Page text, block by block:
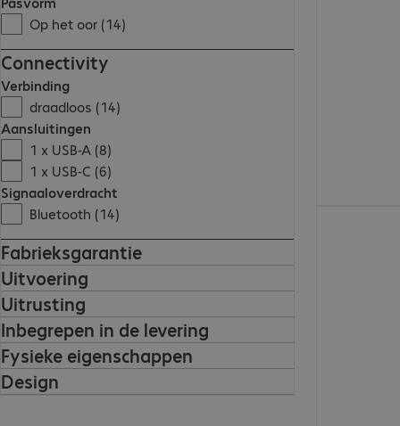
Op het oor (14)
Connectivity
Verbinding
draadloos (14)
Aansluitingen
1 x USB-A (8)
1 x USB-C (6)
Signaaloverdracht
Bluetooth (14)
Fabrieksgarantie
Uitvoering
Uitrusting
Inbegrepen in de levering
Fysieke eigenschappen
Design